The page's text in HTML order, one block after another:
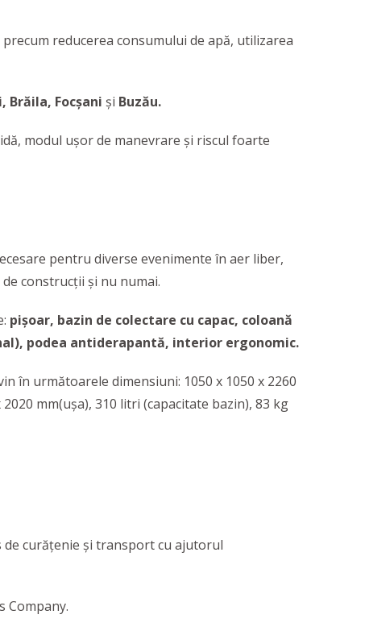
reducerea consumului de apă, utilizarea
Focșani și Buzău.
modul ușor de manevrare și riscul foarte
pentru diverse evenimente în aer liber,
construcții și nu numai.
pișoar, bazin de colectare cu capac, coloană
podea antiderapantă, interior ergonomic.
în următoarele dimensiuni: 1050 x 1050 x 2260
mm(uşa), 310 litri (capacitate bazin), 83 kg
de curățenie și transport cu ajutorul
Company.